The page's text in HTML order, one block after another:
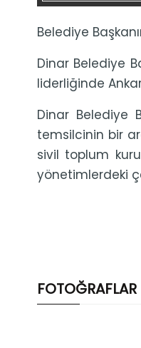
Belediye
Dinar Belediye
liderliğinde
Dinar Belediye
temsilcinin bir
sivil toplum
yönetimlerdeki
FOTOĞRAFLAR